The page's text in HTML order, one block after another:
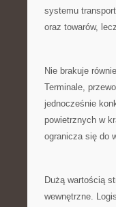
systemu
oraz towarów,
Nie brakuje
Terminale,
jednocześnie
powietrznych w
ogranicza się do
Dużą wartością
wewnętrzne.